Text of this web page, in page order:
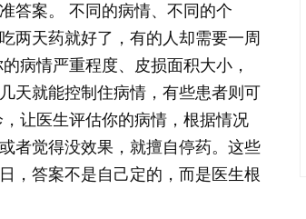
答案。 不同的病情、不同的个
两天药就好了，有的人却需要一周
病情严重程度、皮损面积大小，
天就能控制住病情，有些患者则可
让医生评估你的病情，根据情况
者觉得没效果，就擅自停药。这些
，答案不是自己定的，而是医生根